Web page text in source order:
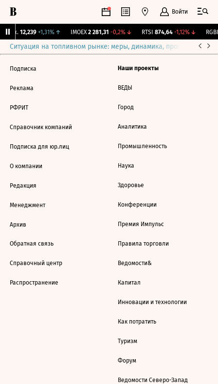
Войти
Бирж. 12,239 +1,31%↑ IMOEX 2 281,31 -0,2%↓ RTSI 874,64 -1,12%↓ RGBI
Ситуация на топливном рынке: меры, динамика, прогнозы
Подписка
Реклама
РФРИТ
Справочник компаний
Подписка для юр.лиц
О компании
Редакция
Менеджмент
Архив
Обратная связь
Справочный центр
Распространение
Наши проекты
ВЕДЫ
Город
Аналитика
Промышленность
Наука
Здоровье
Конференции
Премия Импульс
Правила торговли
Ведомости&
Капитал
Инновации и технологии
Как потратить
Туризм
Форум
Ведомости Северо-Запад